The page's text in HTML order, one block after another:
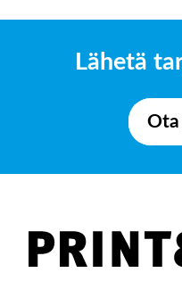
Lähetä